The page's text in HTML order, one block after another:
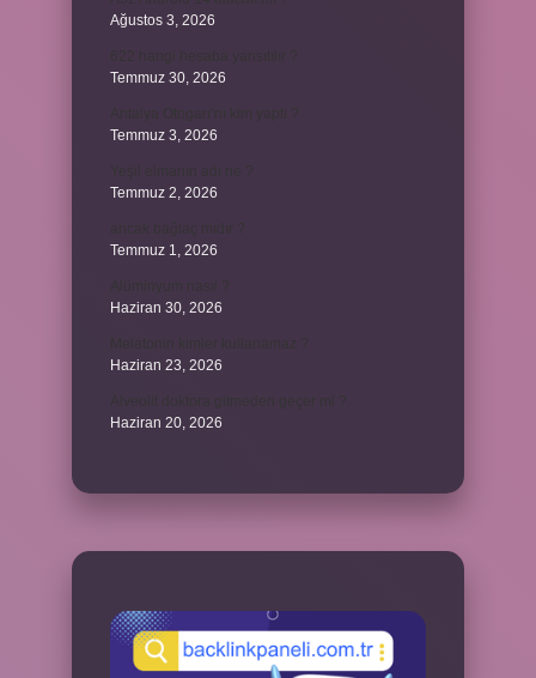
Ağustos 3, 2026
Temmuz 30, 2026
Temmuz 3, 2026
Temmuz 2, 2026
Temmuz 1, 2026
Haziran 30, 2026
Haziran 23, 2026
Haziran 20, 2026